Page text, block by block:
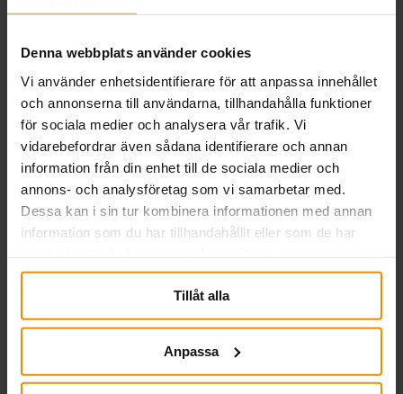
Denna webbplats använder cookies
Vi använder enhetsidentifierare för att anpassa innehållet
och annonserna till användarna, tillhandahålla funktioner
för sociala medier och analysera vår trafik. Vi
vidarebefordrar även sådana identifierare och annan
information från din enhet till de sociala medier och
annons- och analysföretag som vi samarbetar med.
Dessa kan i sin tur kombinera informationen med annan
information som du har tillhandahållit eller som de har
Tillåt alla
Anpassa
en godkänd bisyssla, eller ett godkänt
reglerna upphör den 1 oktober 2025.
5. Inte längre möjligt att
få ersättning utan
inkomst
SMÅA har tidigare skrivit om att det blir
extra viktigt att ta ut lön när den nya
arbetsvillkoret ersätts av ett inkomstvillkor
och ersättningen helt baseras på inkomster.
Söker du a-kassa i dag kan du ha rätt till det
lägsta ersättningsbeloppet på 510 kronor per